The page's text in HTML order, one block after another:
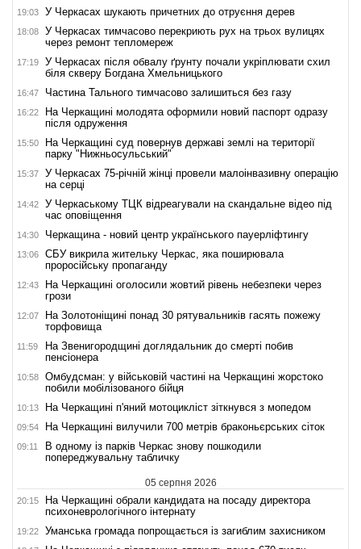
19:03 У Черкасах шукають причетних до отруєння дерев
18:08
У Черкасах тимчасово перекриють рух на трьох вулицях
через ремонт тепломереж
17:19
У Черкасах після обвалу ґрунту почали укріплювати схил
біля скверу Богдана Хмельницького
16:47 Частина Тального тимчасово залишиться без газу
16:22
На Черкащині молодята оформили новий паспорт одразу
після одруження
15:50
На Черкащині суд повернув державі землі на території
парку "Нижньосульський"
15:37
У Черкасах 75-річній жінці провели малоінвазивну операцію
на серці
14:42
У Черкаському ТЦК відреагували на скандальне відео під
час оповіщення
14:30 Черкащина - новий центр українського пауерліфтингу
13:06
СБУ викрила жительку Черкас, яка поширювала
проросійську пропаганду
12:43
На Черкащині оголосили жовтий рівень небезпеки через
грози
12:07
На Золотоніщині понад 30 рятувальників гасять пожежу
торфовища
11:59
На Звенигородщині доглядальник до смерті побив
пенсіонера
10:58
Омбудсман: у військовій частині на Черкащині жорстоко
побили мобілізованого бійця
10:13 На Черкащині п'яний мотоцикліст зіткнувся з мопедом
09:54 На Черкащині вилучили 700 метрів браконьєрських сіток
09:11
В одному із парків Черкас знову пошкодили
попереджувальну табличку
05 серпня 2026
20:15
На Черкащині обрали кандидата на посаду директора
психоневрологічного інтернату
19:22 Уманська громада попрощається із загиблим захисником